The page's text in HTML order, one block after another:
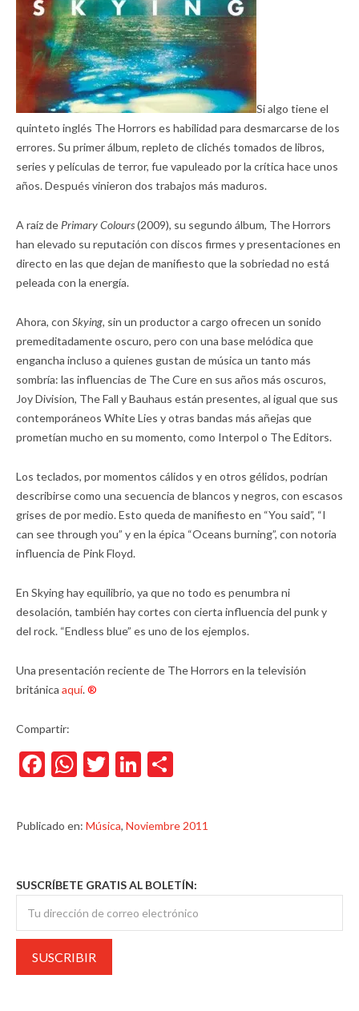
Si algo tiene el
quinteto inglés The Horrors es habilidad para desmarcarse de los
errores. Su primer álbum, repleto de clichés tomados de libros,
series y películas de terror, fue vapuleado por la crítica hace unos
años. Después vinieron dos trabajos más maduros.
A raíz de Primary Colours(2009), su segundo álbum, The Horrors
han elevado su reputación con discos firmes y presentaciones en
directo en las que dejan de manifiesto que la sobriedad no está
peleada con la energía.
Ahora, con Skying, sin un productor a cargo ofrecen un sonido
premeditadamente oscuro, pero con una base melódica que
engancha incluso a quienes gustan de música un tanto más
sombría: las influencias de The Cure en sus años más oscuros,
Joy Division, The Fall y Bauhaus están presentes, al igual que sus
contemporáneos White Lies y otras bandas más añejas que
prometían mucho en su momento, como Interpol o The Editors.
Los teclados, por momentos cálidos y en otros gélidos, podrían
describirse como una secuencia de blancos y negros, con escasos
grises de por medio. Esto queda de manifiesto en “You said”, “I
can see through you” y en la épica “Oceans burning”, con notoria
influencia de Pink Floyd.
En Skying hay equilibrio, ya que no todo es penumbra ni
desolación, también hay cortes con cierta influencia del punk y
del rock. “Endless blue” es uno de los ejemplos.
Una presentación reciente de The Horrors en la televisión
británica aquí.®
Compartir:
Facebook
WhatsApp
TwitterLinkedIn
Publicado en: Música, Noviembre 2011
SUSCRÍBETE GRATIS AL BOLETÍN: